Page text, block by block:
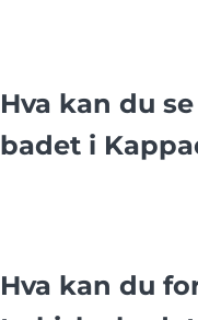
Hva kan du
badet i
Hva kan du